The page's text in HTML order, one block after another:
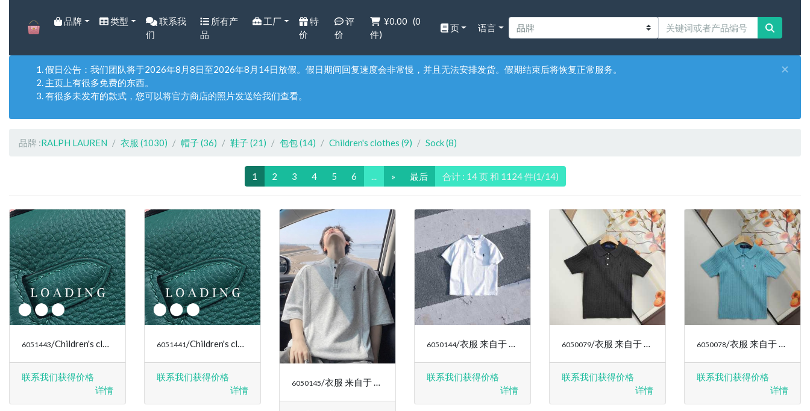
HOME
品牌 类型
联系我
们
所有产
品
工厂
特
价
评
价
¥0.00 (0
件)
页 语言
假日公告：我们团队将于2026年8月8日至2026年8月14日放假。假日期间回复速度会非常慢，并且无法安排发货。假期结束后将恢复正常服务。
主页 上有很多免费的东西。
有很多未发布的款式，您可以将官方商店的照片发送给我们查看。
×
品牌 :RALPH LAUREN 衣服 (1030) 帽子(36) 鞋子(21) 包包(14) Children's clothes (9) Sock(8)
1 2 3 4 5 6 ... » 最后 合计 : 14 页 和 1124 件(1/14)
6051443/Children's clothes 来自于 RALPH LAUREN
联系我们获得价格
详情
6051441/Children's clothes 来自于 RALPH LAUREN
联系我们获得价格
详情
6050145/衣服 来自于 RALPH LAUREN
6050144/衣服 来自于 RALPH LAUREN
联系我们获得价格
详情
6050079/衣服 来自于 RALPH LAUREN
联系我们获得价格
详情
6050078/衣服 来自于 RALPH LAUREN
联系我们获得价格
详情